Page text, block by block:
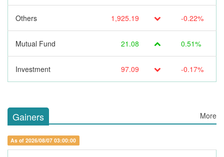
Others 1,925.19 -0.22%
Mutual Fund 21.08 0.51%
Investment 97.09 -0.17%
Gainers More
As of 2026/08/07 03:00:00